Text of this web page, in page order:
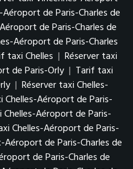
de Paris-Charles de
de Paris-Charles de
Aéroport de Paris-Charles
taxi Chelles | Réserver taxi
de Paris-Orly | Tarif taxi
| Réserver taxi Chelles-
Chelles-Aéroport de Paris-
Aéroport de Paris-
Chelles-Aéroport de Paris-
Aéroport de Paris-Charles de
de Paris-Charles de